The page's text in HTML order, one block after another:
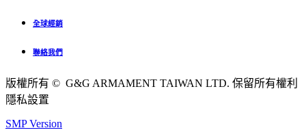
全球經銷
聯絡我們
版權所有 © G&G ARMAMENT TAIWAN LTD. 保留所有權利
隱私設置
SMP Version